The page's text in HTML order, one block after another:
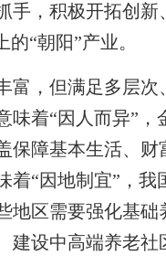
手，积极开拓创
“朝阳”产业。
，但满足多层次
味着“因人而异”
保障基本生活、
着“因地制宜”，
地区需要强化基
建设中高端养老社